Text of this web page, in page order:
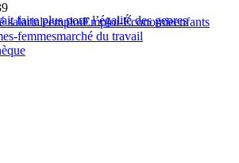
faire plus pour l’égalité des genres
salarialeemploiEmploi-Économieenfants
femmesmarché du travail